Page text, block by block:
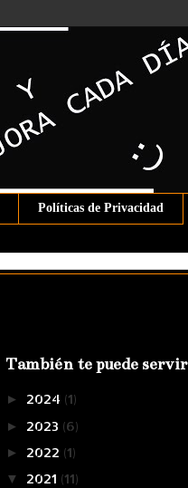
Políticas de Privacidad
También te puede servir
► 2024 (1)
► 2023 (6)
► 2022 (1)
▼ 2021 (11)